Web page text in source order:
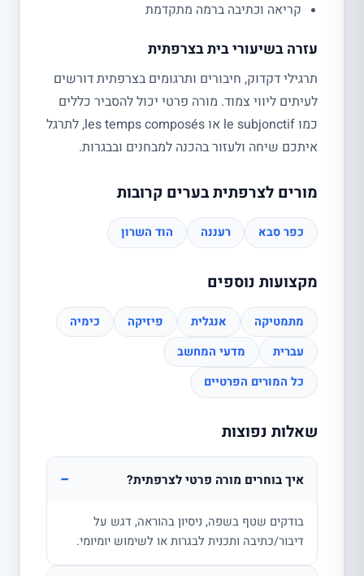
קריאה וכתיבה ברמה מתקדמת
עזרה בשיעורי בית בצרפתית
תרגילי דקדוק, חיבורים ותרגומים בצרפתית דורשים
לעיתים ליווי צמוד. מורה פרטי יכול להסביר כללים
כמו le subjonctif או les temps composés, לתרגל
איתכם שיחה ולעזור בהכנה למבחנים ובבגרות.
מורים לצרפתית בערים קרובות
כפר סבא רעננה הוד השרון
מקצועות נוספים
מתמטיקה אנגלית פיזיקה
כימיה
עברית
מדעי המחשב
כל המורים הפרטיים
שאלות נפוצות
איך בוחרים מורה פרטי לצרפתית? −
בודקים שטף בשפה, ניסיון בהוראה, דגש על
דיבור/כתיבה ותכנית לבגרות או לשימוש יומיומי.